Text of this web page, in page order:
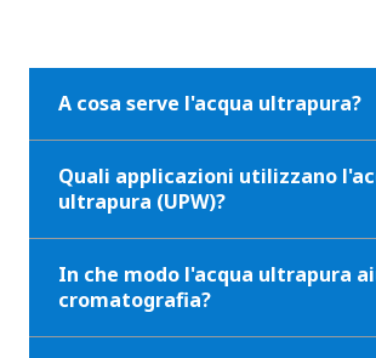
A cosa serve l'acqua ultrapura?
Quali applicazioni utilizzano
ultrapura (UPW)?
In che modo l'acqua ultrapura
cromatografia?